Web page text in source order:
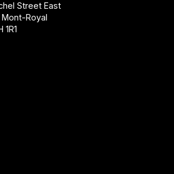
Street East
Royal
1R1